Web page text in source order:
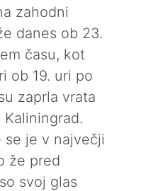
zahodni
danes ob 23.
času, kot
ob 19. uri po
zaprla vrata
se je v največji
že pred
svoj glas